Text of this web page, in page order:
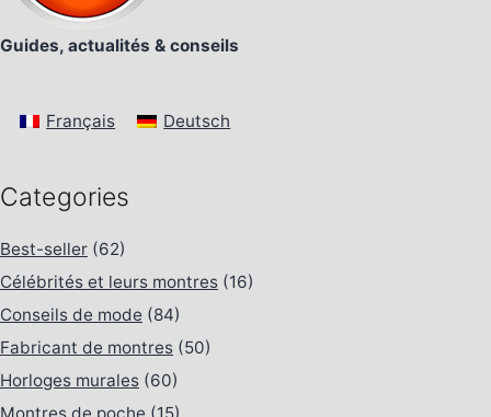
Guides, actualités & conseils
Français Deutsch
Categories
Best-seller (62)
Célébrités et leurs montres (16)
Conseils de mode (84)
Fabricant de montres (50)
Horloges murales (60)